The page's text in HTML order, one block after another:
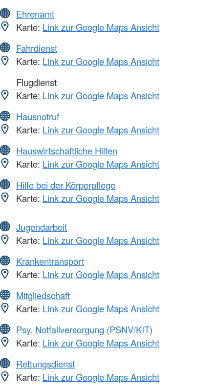
Ehrenamt
Karte: Link zur Google Maps Ansicht
Fahrdienst
Karte: Link zur Google Maps Ansicht
Flugdienst
Karte: Link zur Google Maps Ansicht
Hausnotruf
Karte: Link zur Google Maps Ansicht
Hauswirtschaftliche Hilfen
Karte: Link zur Google Maps Ansicht
Hilfe bei der Körperpflege
Karte: Link zur Google Maps Ansicht
Jugendarbeit
Karte: Link zur Google Maps Ansicht
Krankentransport
Karte: Link zur Google Maps Ansicht
Mitgliedschaft
Karte: Link zur Google Maps Ansicht
Psy. Notfallversorgung (PSNV/KIT)
Karte: Link zur Google Maps Ansicht
Rettungsdienst
Karte: Link zur Google Maps Ansicht